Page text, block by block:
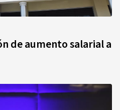
de aumento salarial a